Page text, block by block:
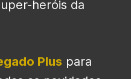
heróis da
Plus para